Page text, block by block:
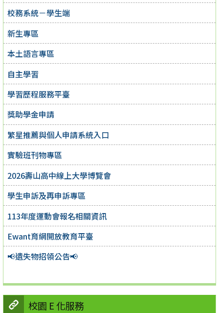
校務系統－學生端
新生專區
本土語言專區
自主學習
學習歷程服務平臺
獎助學金申請
繁星推薦與個人申請系統入口
實驗班刊物專區
2026壽山高中線上大學博覽會
學生申訴及再申訴專區
113年度運動會報名相關資訊
Ewant育網開放教育平臺
📢遺失物招領公告📢
校園 E 化服務